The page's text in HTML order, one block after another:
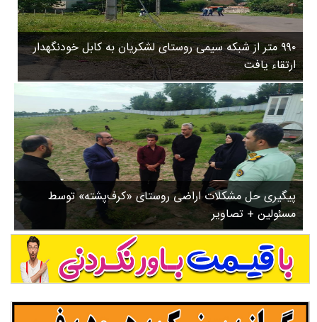
روستاها
ورزشی
سیاسی
چندرسانه ای
مسیر گردشگری دیلمان
درباره ما
۹۹۰ متر از شبکه سیمی روستای لشکریان به کابل خودنگهدار
ارتقاء یافت
پیگیری حل مشکلات اراضی روستای «کرف‌پشته» توسط
مسئولین + تصاویر
۳
۵
۸
ب
ا
ز
ن
ش
س
ت
ش
د
.